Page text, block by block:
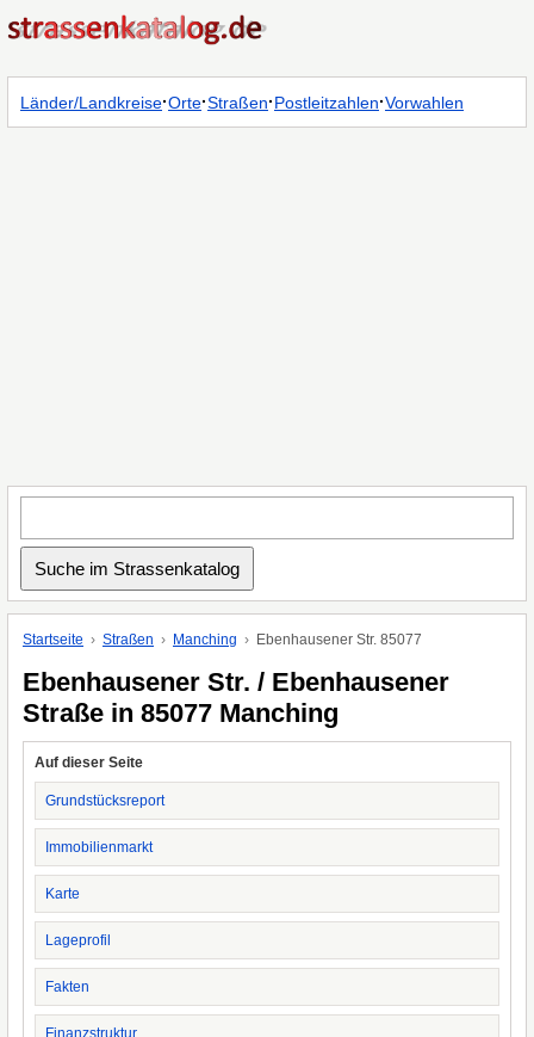
Länder/Landkreise·Orte·Straßen·Postleitzahlen·Vorwahlen
Startseite Straßen Manching Ebenhausener Str. 85077
Ebenhausener Str. / Ebenhausener
Straße in 85077 Manching
Auf dieser Seite
Grundstücksreport
Immobilienmarkt
Karte
Lageprofil
Fakten
Finanzstruktur